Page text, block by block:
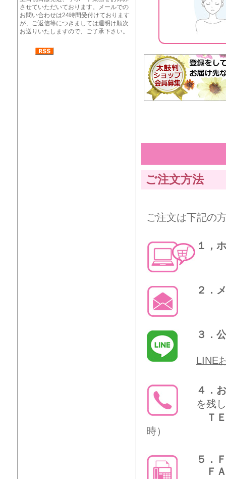
させていただいております。メールでの
お問い合わせは24時間受付けております
が、ご返信等につきましては週明け順次
お送りいたしますので、ご了承下さい。
ご注文方法
ご注文は下記の
１，
２．
３．
LINE
４．
を残
Ｔ
時）
５．
ＦＡ